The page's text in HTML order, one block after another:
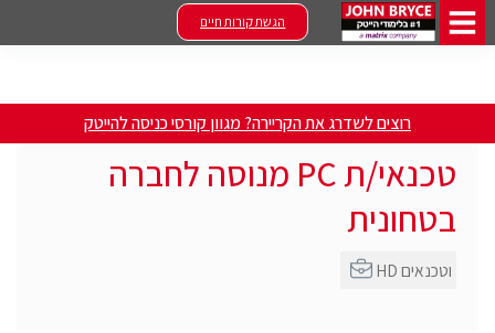
הגשת קורות חיים
רוצים לשדרג את הקריירה? מגוון קורסי כניסה להייטק
טכנאי/ת PC מנוסה לחברה
בטחונית